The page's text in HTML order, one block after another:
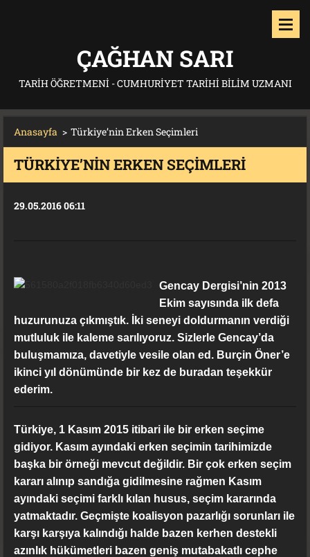
ÇAĞHAN SARI
TARIH ÖĞRETMENI - CUMHURIYET TARIHI BILIM UZMANI
Anasayfa > Türkiye’nin Erken Seçimleri
TÜRKIYE’NIN ERKEN SEÇIMLERI
29.05.2016 06:11
Gencay Dergisi’nin 2013
Ekim sayısında ilk defa
huzurunuza çıkmıştık. İki seneyi doldurmanın verdiği
mutluluk ile kaleme sarılıyoruz. Sizlerle Gencay’da
buluşmamıza, davetiyle vesile olan ed. Burçin Öner’e
ikinci yıl dönümünde bir kez de buradan teşekkür
ederim.
Türkiye, 1 Kasım 2015 itibari ile bir erken seçime
gidiyor. Kasım ayındaki erken seçimin tarihimizde
başka bir örneği mevcut değildir. Bir çok erken seçim
kararı alınıp sandığa gidilmesine rağmen Kasım
ayındaki seçimi farklı kılan husus, seçim kararında
yatmaktadır. Geçmişte koalisyon pazarlığı sorunları ile
karşı karşıya kalındığı halde bazen kerhen destekli
azınlık hükümetleri bazen geniş mutabakatlı cephe